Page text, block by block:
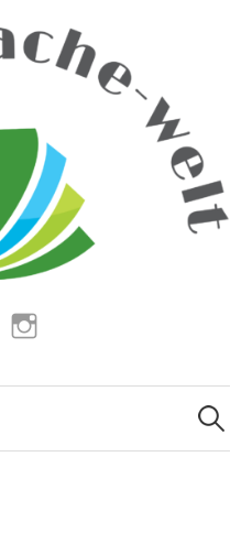
Facebook
Suchen
nach: